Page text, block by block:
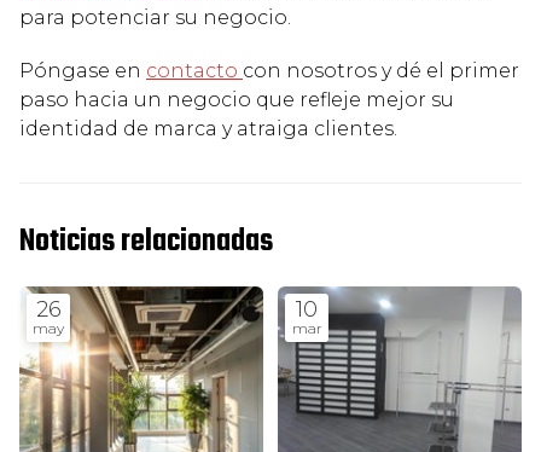
para potenciar su negocio.
Póngase en contacto con nosotros y dé el primer
paso hacia un negocio que refleje mejor su
identidad de marca y atraiga clientes.
Noticias relacionadas
26
may
10
mar